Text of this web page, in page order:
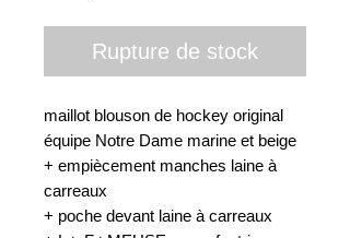
Rupture de stock
maillot blouson de hockey original
équipe Notre Dame marine et beige
+ empiècement manches laine à
carreaux
+ poche devant laine à carreaux